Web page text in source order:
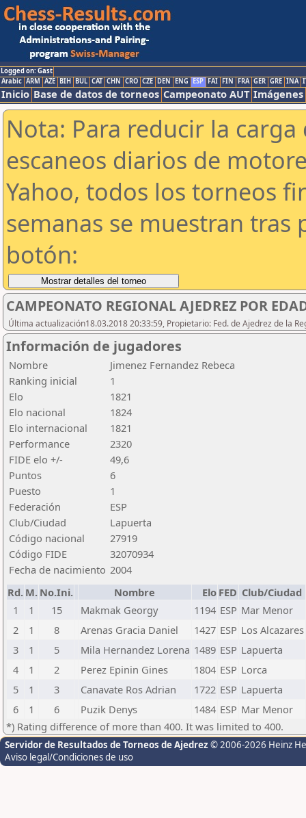
Logged on: Gast
Arabic ARM AZE BIH BUL CAT CHN CRO CZE DEN ENG ESP FAI FIN FRA GER GRE INA
Inicio Base de datos de torneos Campeonato AUT Imágenes
Nota: Para reducir la
escaneos diarios de
Yahoo, todos los torneos
semanas se muestran tras
botón:
CAMPEONATO REGIONAL AJEDREZ POR
Última actualización18.03.2018 20:33:59, Propietario: Fed. de Ajedrez de la
Información de jugadores
Nombre
Jimenez Fernandez Rebeca
Ranking inicial
1
Elo
1821
Elo nacional
1824
Elo internacional
1821
Performance
2320
FIDE elo +/-
49,6
Puntos
6
Puesto
1
Federación
ESP
Club/Ciudad
Lapuerta
Código nacional
27919
Código FIDE
32070934
Fecha de nacimiento 2004
Rd. M. No.Ini. Nombre Elo FED Club/Ciudad
1
1 15 Makmak Georgy 1194 ESP Mar Menor
2
1 8 Arenas Gracia Daniel 1427 ESP Los Alcazares
3
1 5 Mila Hernandez Lorena 1489 ESP Lapuerta
4
1 2 Perez Epinin Gines 1804 ESP Lorca
5
1 3 Canavate Ros Adrian 1722 ESP Lapuerta
6
1 6 Puzik Denys 1484 ESP Mar Menor
*) Rating difference of more than 400. It was limited to 400.
Servidor de Resultados de Torneos de Ajedrez © 2006-2026 Heinz
Aviso legal/Condiciones de uso